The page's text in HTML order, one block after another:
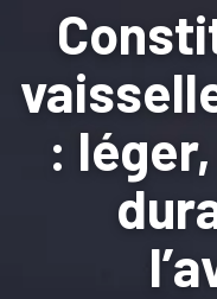
: